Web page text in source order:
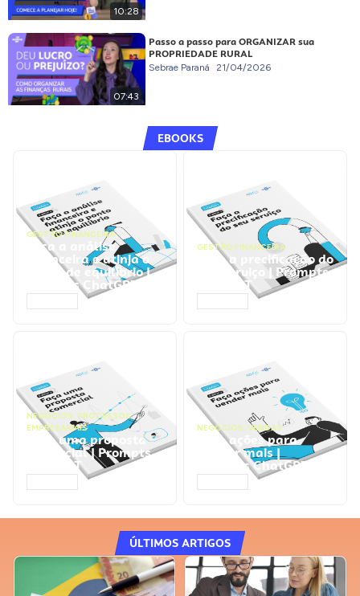
10:28
07:43
Passo a passo para ORGANIZAR sua
PROPRIEDADE RURAL
Sebrae Paraná 21/04/2026
EBOOKS
GESTÃO FINANCEIRA
Faça a análise
financeira e atinja o
ponto de equilíbrio |
Prompts ChatGPT
GESTÃO FINANCEIRA
Faça a precificação do
seu serviço | Prompts
ChatGPT
NEGÓCIOS, PROCESSOS
EMPRESARIAIS
Faça uma proposta
comercial | Prompts
ChatGPT
NEGÓCIOS, VENDAS
Faça ações para
vender mais |
Prompts ChatGPT
ÚLTIMOS ARTIGOS